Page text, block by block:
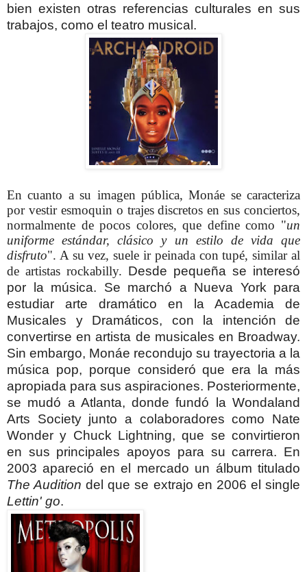
bien existen otras referencias culturales en sus
trabajos, como el teatro musical.
En cuanto a su imagen pública, Monáe se caracteriza
por vestir esmoquin o trajes discretos en sus conciertos,
normalmente de pocos colores, que define como "un
uniforme estándar, clásico y un estilo de vida que
disfruto". A su vez, suele ir peinada con tupé, similar al
de artistas rockabilly. Desde pequeña se interesó
por la música. Se marchó a Nueva York para
estudiar arte dramático en la Academia de
Musicales y Dramáticos, con la intención de
convertirse en artista de musicales en Broadway.
Sin embargo, Monáe recondujo su trayectoria a la
música pop, porque consideró que era la más
apropiada para sus aspiraciones. Posteriormente,
se mudó a Atlanta, donde fundó la Wondaland
Arts Society junto a colaboradores como Nate
Wonder y Chuck Lightning, que se convirtieron
en sus principales apoyos para su carrera. En
2003 apareció en el mercado un álbum titulado
The Audition del que se extrajo en 2006 el single
Lettin' go.